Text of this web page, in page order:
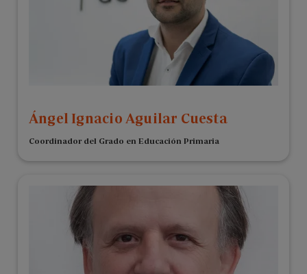
Ángel Ignacio Aguilar Cuesta
Coordinador del Grado en Educación Primaria